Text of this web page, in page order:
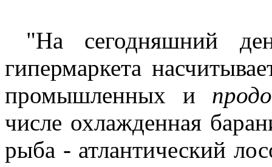
"На сегодняшний
гипермаркета
промышленных и
числе охлажденная
рыба - атлантический